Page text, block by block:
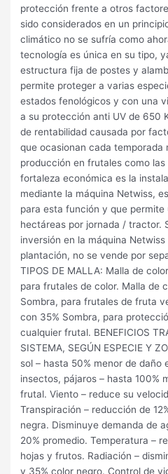
protección frente a otros
sido considerados en un
climático no se sufría como
tecnología es única en su tipo,
estructura fija de postes y
permite proteger a varias
estados fenológicos y con una
a su protección anti UV de 650
de rentabilidad causada por
que ocasionan cada temporada
producción en frutales como
fortaleza económica es la
mediante la máquina Netwiss,
para esta función y que
hectáreas por jornada / tractor.
inversión en la máquina
plantación, no se vende por
TIPOS DE MALLA: Malla de
para frutales de color. Malla de
Sombra, para frutales de fruta
con 35% Sombra, para
cualquier frutal. BENEFICIOS
SISTEMA, SEGÚN ESPECIE Y
sol – hasta 50% menor de daño
insectos, pájaros – hasta 100%
frutal. Viento – reduce su
Transpiración – reducción de
negra. Disminuye demanda de
20% promedio. Temperatura –
hojas y frutos. Radiación –
y 35% color negro. Control de